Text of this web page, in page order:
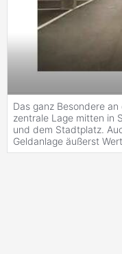
Das ganz Besondere
zentrale Lage mitten in
und dem Stadtplatz.
Geldanlage äußerst